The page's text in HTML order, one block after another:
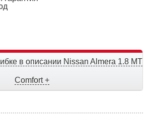
в описании Nissan Almera 1.8 MT
Comfort +